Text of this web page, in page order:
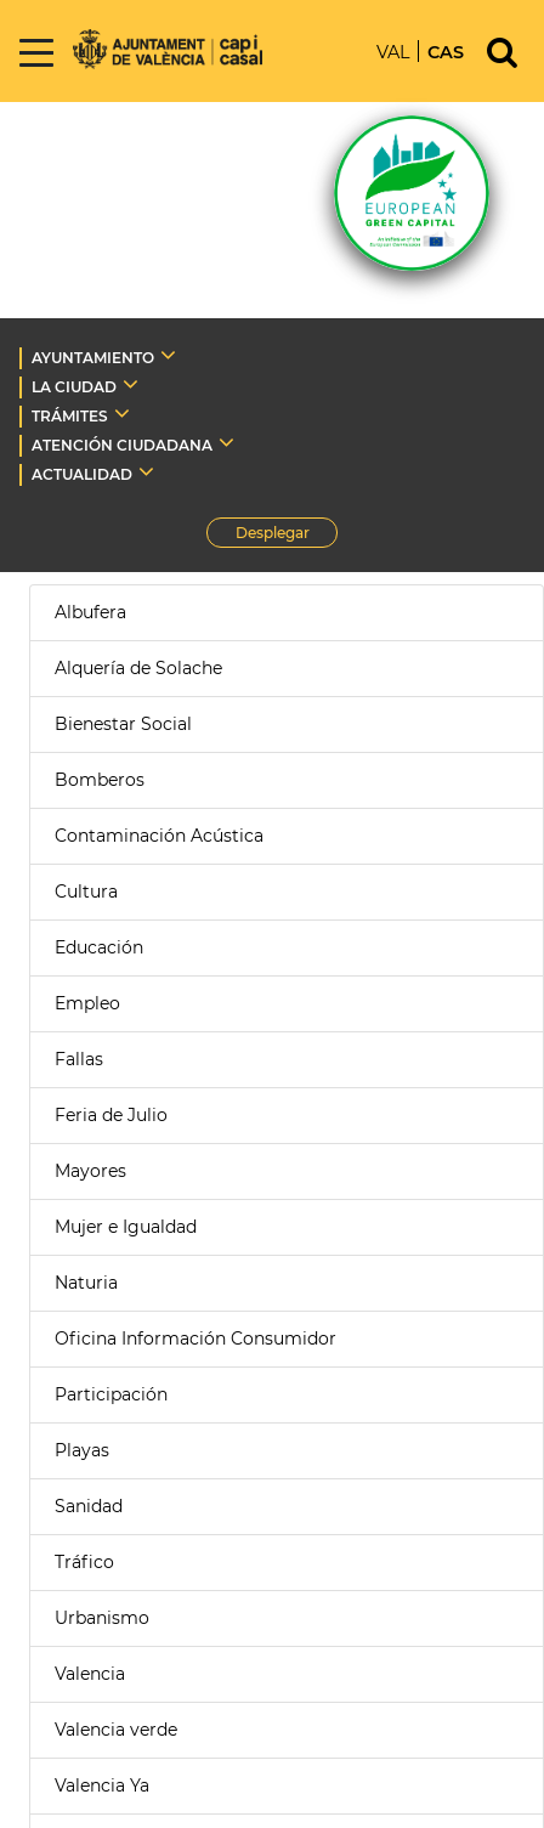
VAL CAS
AYUNTAMIENTO
LA CIUDAD
TRÁMITES
ATENCIÓN CIUDADANA
ACTUALIDAD
Desplegar
Albufera
Alquería de Solache
Bienestar Social
Bomberos
Contaminación Acústica
Cultura
Educación
Empleo
Fallas
Feria de Julio
Mayores
Mujer e Igualdad
Naturia
Oficina Información Consumidor
Participación
Playas
Sanidad
Tráfico
Urbanismo
Valencia
Valencia verde
Valencia Ya